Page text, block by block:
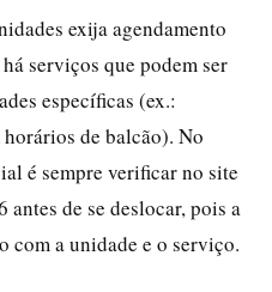
exija agendamento
serviços que podem ser
específicas (ex.:
de balcão). No
é sempre verificar no site
de se deslocar, pois a
com a unidade e o serviço.